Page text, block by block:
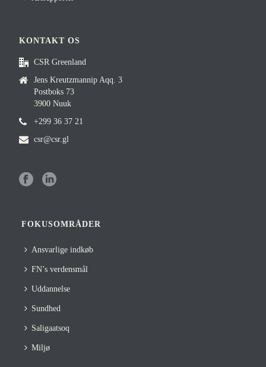
KONTAKT OS
CSR Greenland
Jens Kreutzmannip Aqq. 3
Postboks 73
3900 Nuuk
+299 36 37 21
csr@csr.gl
FOKUSOMRÅDER
Ansvarlige indkøb
FN’s verdensmål
Uddannelse
Sundhed
Saligaatsoq
Miljø